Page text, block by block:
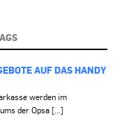
AUF DAS HANDY
werden im
der Opsa [...]